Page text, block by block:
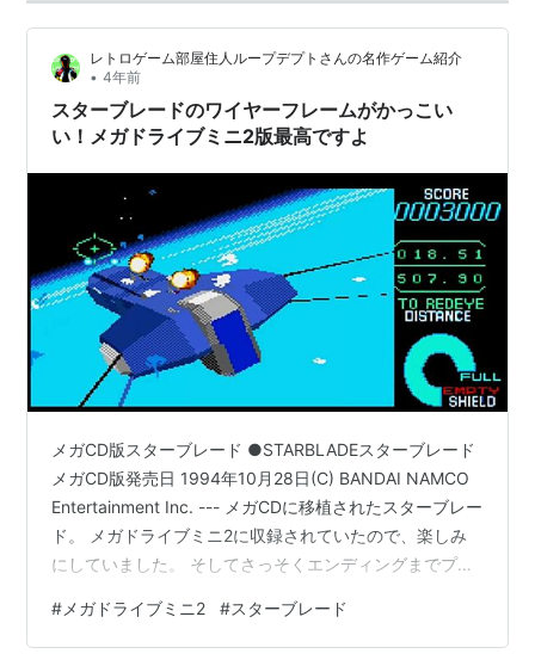
3DO
プレイステーション
プレイステーション2（「鉄拳5」に収録）
携帯電話
レトロゲーム部屋住人ループデプトさんの名作ゲーム紹介
• 4年前
スターブレードのワイヤーフレームがかっこい
い！メガドライブミニ2版最高ですよ
メガCD版スターブレード ●STARBLADEスターブレード
メガCD版発売日 1994年10月28日(C) BANDAI NAMCO
Entertainment Inc. --- メガCDに移植されたスターブレー
ド。 メガドライブミニ2に収録されていたので、楽しみ
にしていました。 そしてさっそくエンディングまでプレ
ヤーフレームで表示されます。 当時これは劣化移植だと
言われていましたが、 今、逆に、めっちゃ良い移植だと
# メガドライブミニ2 #スターブレード